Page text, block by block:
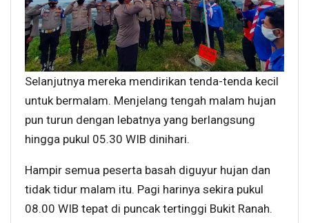
Selanjutnya mereka mendirikan tenda-tenda kecil
untuk bermalam. Menjelang tengah malam hujan
pun turun dengan lebatnya yang berlangsung
hingga pukul 05.30 WIB dinihari.
Hampir semua peserta basah diguyur hujan dan
tidak tidur malam itu. Pagi harinya sekira pukul
08.00 WIB tepat di puncak tertinggi Bukit Ranah.